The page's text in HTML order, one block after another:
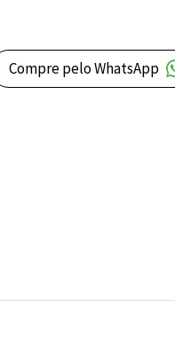
Compre pelo WhatsApp